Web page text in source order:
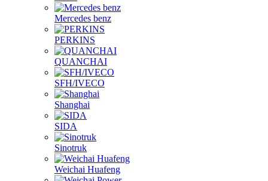
Mercedes benz
PERKINS
QUANCHAI
SFH/IVECO
Shanghai
SIDA
Sinotruk
Weichai Huafeng